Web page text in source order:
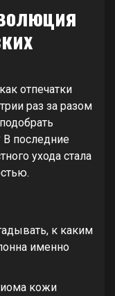
отпечатки
раз за разом
В последние
ухода стала
к каким
именно
кожи